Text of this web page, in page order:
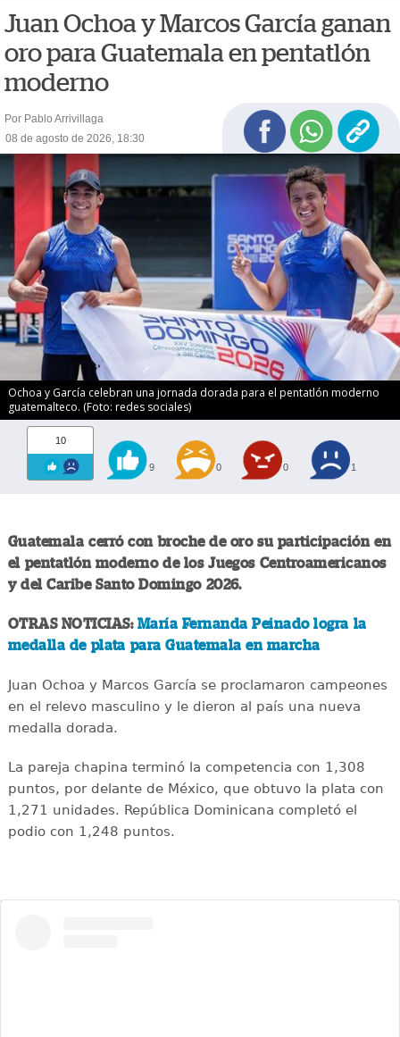
Juan Ochoa y Marcos García ganan
oro para Guatemala en pentatlón
moderno
Por Pablo Arrivillaga
08 de agosto de 2026, 18:30
Ochoa y García celebran una jornada dorada para el pentatlón moderno
guatemalteco. (Foto: redes sociales)
10
9 0 0 1
Guatemala cerró con broche de oro su participación en
el pentatlón moderno de los Juegos Centroamericanos
y del Caribe Santo Domingo 2026.
OTRAS NOTICIAS: María Fernanda Peinado logra la
medalla de plata para Guatemala en marcha
Juan Ochoa y Marcos García se proclamaron campeones
en el relevo masculino y le dieron al país una nueva
medalla dorada.
La pareja chapina terminó la competencia con 1,308
puntos, por delante de México, que obtuvo la plata con
1,271 unidades. República Dominicana completó el
podio con 1,248 puntos.